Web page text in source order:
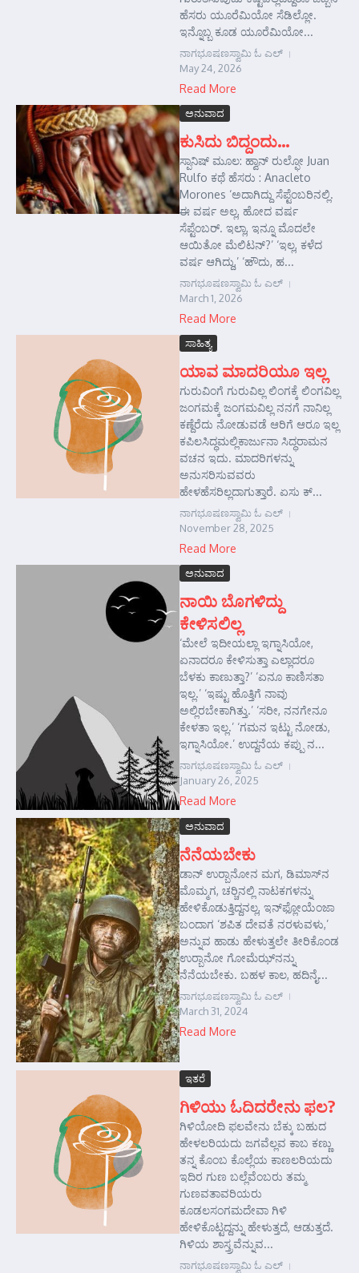
ಹೆಸರು ಯೂರೆಮಿಯೋ ಸೆಡಿಲ್ಲೋ.
ಇನ್ನೊಬ್ಬ ಕೂಡ ಯೂರೆಮಿಯೋ...
ನಾಗಭೂಷಣಸ್ವಾಮಿ ಓ ಎಲ್
May 24, 2026
Read More
ಅನುವಾದ
ಕುಸಿದು ಬಿದ್ದಂದು…
ಸ್ಪಾನಿಷ್ ಮೂಲ: ಹ್ವಾನ್ ರುಲ್ಫೋ Juan
Rulfo ಕಥೆ ಹೆಸರು : Anacleto
Morones ‘ಅದಾಗಿದ್ದು ಸೆಪ್ಟೆಂಬರಿನಲ್ಲಿ.
ಈ ವರ್ಷ ಅಲ್ಲ, ಹೋದ ವರ್ಷ
ಸೆಪ್ಟೆಂಬರ್. ಇಲ್ಲಾ, ಇನ್ನೂ ಮೊದಲೇ
ಆಯಿತೋ ಮೆಲಿಟನ್?’ ‘ಇಲ್ಲ, ಕಳೆದ
ವರ್ಷ ಆಗಿದ್ದು,’ ‘ಹೌದು, ಹ...
ನಾಗಭೂಷಣಸ್ವಾಮಿ ಓ ಎಲ್
March 1, 2026
Read More
ಸಾಹಿತ್ಯ
ಯಾವ ಮಾದರಿಯೂ ಇಲ್ಲ
ಗುರುವಿಂಗೆ ಗುರುವಿಲ್ಲ ಲಿಂಗಕ್ಕೆ ಲಿಂಗವಿಲ್ಲ
ಜಂಗಮಕ್ಕೆ ಜಂಗಮವಿಲ್ಲ ನನಗೆ ನಾನಿಲ್ಲ
ಕಣ್ದೆರೆದು ನೋಡುವಡೆ ಆರಿಗೆ ಆರೂ ಇಲ್ಲ
ಕಪಿಲಸಿದ್ಧಮಲ್ಲಿಕಾರ್ಜುನಾ ಸಿದ್ಧರಾಮನ
ವಚನ ಇದು. ಮಾದರಿಗಳನ್ನು
ಅನುಸರಿಸುವವರು
ಹೇಳಹೆಸರಿಲ್ಲದಾಗುತ್ತಾರೆ. ಏಸು ಕ್...
ನಾಗಭೂಷಣಸ್ವಾಮಿ ಓ ಎಲ್
November 28, 2025
Read More
ಅನುವಾದ
ನಾಯಿ ಬೊಗಳಿದ್ದು
ಕೇಳಿಸಲಿಲ್ಲ
‘ಮೇಲೆ ಇದೀಯಲ್ಲಾ ಇಗ್ನಾಸಿಯೋ,
ಏನಾದರೂ ಕೇಳಿಸುತ್ತಾ ಎಲ್ಲಾದರೂ
ಬೆಳಕು ಕಾಣುತ್ತಾ?’ ‘ಏನೂ ಕಾಣಿಸತಾ
ಇಲ್ಲ.’ ‘ಇಷ್ಟು ಹೊತ್ತಿಗೆ ನಾವು
ಅಲ್ಲಿರಬೇಕಾಗಿತ್ತು.’ ‘ಸರೀ, ನನಗೇನೂ
ಕೇಳತಾ ಇಲ್ಲ.’ ‘ಗಮನ ಇಟ್ಟು ನೋಡು,
ಇಗ್ನಾಸಿಯೋ.’ ಉದ್ದನೆಯ ಕಪ್ಪು ನ...
ನಾಗಭೂಷಣಸ್ವಾಮಿ ಓ ಎಲ್
January 26, 2025
Read More
ಅನುವಾದ
ನೆನೆಯಬೇಕು
ಡಾನ್ ಉರ್‍ಬಾನೋನ ಮಗ, ಡಿಮಾಸ್‌ನ
ಮೊಮ್ಮಗ, ಚರ್‍ಚಿನಲ್ಲಿ ನಾಟಕಗಳನ್ನು
ಹೇಳಿಕೊಡುತ್ತಿದ್ದನಲ್ಲ, ಇನ್‌ಫ್ಲೋಯೆಂಜಾ
ಬಂದಾಗ ‘ಶಪಿತ ದೇವತೆ ನರಳುವಳು,’
ಅನ್ನುವ ಹಾಡು ಹೇಳುತ್ತಲೇ ತೀರಿಕೊಂಡ
ಉರ್‍ಬಾನೋ ಗೋಮೆಝ್‍ನನ್ನು
ನೆನೆಯಬೇಕು. ಬಹಳ ಕಾಲ, ಹದಿನೈ...
ನಾಗಭೂಷಣಸ್ವಾಮಿ ಓ ಎಲ್
March 31, 2024
Read More
ಇತರೆ
ಗಿಳಿಯು ಓದಿದರೇನು ಫಲ?
ಗಿಳಿಯೋದಿ ಫಲವೇನು ಬೆಕ್ಕು ಬಹುದ
ಹೇಳಲರಿಯದು ಜಗವೆಲ್ಲವ ಕಾಬ ಕಣ್ಣು
ತನ್ನ ಕೊಂಬ ಕೊಲ್ಲೆಯ ಕಾಣಲರಿಯದು
ಇದಿರ ಗುಣ ಬಲ್ಲೆವೆಂಬರು ತಮ್ಮ
ಗುಣವತಾವರಿಯರು
ಕೂಡಲಸಂಗಮದೇವಾ ಗಿಳಿ
ಹೇಳಿಕೊಟ್ಟದ್ದನ್ನು ಹೇಳುತ್ತದೆ, ಆಡುತ್ತದೆ.
ಗಿಳಿಯ ಶಾಸ್ತ್ರವೆನ್ನುವ...
ನಾಗಭೂಷಣಸ್ವಾಮಿ ಓ ಎಲ್